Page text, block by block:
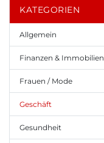
KATEGORIEN
Allgemein
Finanzen & Immobilien
Frauen / Mode
Geschäft
Gesundheit